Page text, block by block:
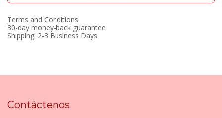
Terms and Conditions
30-day money-back guarantee
Shipping: 2-3 Business Days
Contáctenos